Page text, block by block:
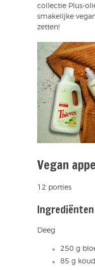
collectie Plus-
smakelijke
zetten!
Vegan
12 porties
Ingrediënten
Deeg
250 g
85 g